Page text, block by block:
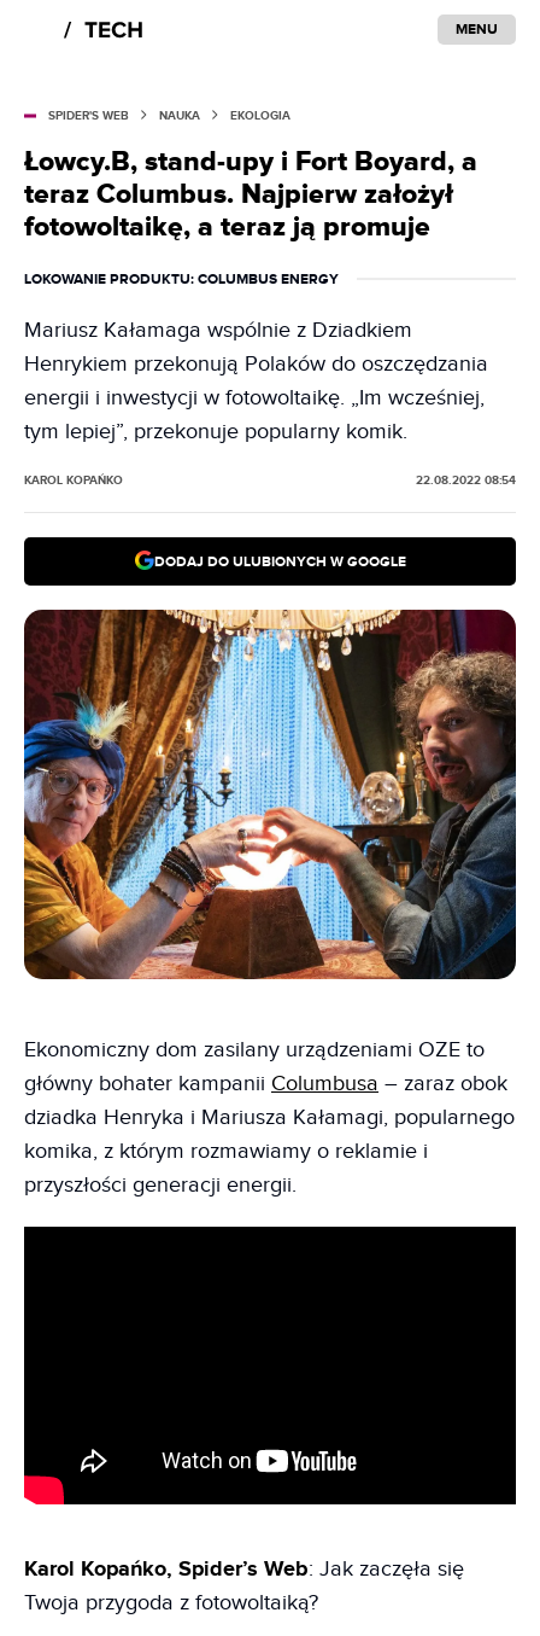
MENU
SPIDER'S WEB NAUKA EKOLOGIA
Łowcy.B, stand-upy i Fort Boyard, a
teraz Columbus. Najpierw założył
fotowoltaikę, a teraz ją promuje
LOKOWANIE PRODUKTU: COLUMBUS ENERGY
Mariusz Kałamaga wspólnie z Dziadkiem
Henrykiem przekonują Polaków do oszczędzania
energii i inwestycji w fotowoltaikę. „Im wcześniej,
tym lepiej”, przekonuje popularny komik.
KAROL KOPAŃKO 22.08.2022 08:54
DODAJ DO ULUBIONYCH W GOOGLE
Ekonomiczny dom zasilany urządzeniami OZE to
główny bohater kampanii Columbusa – zaraz obok
dziadka Henryka i Mariusza Kałamagi, popularnego
komika, z którym rozmawiamy o reklamie i
przyszłości generacji energii.
Karol Kopańko, Spider’s Web: Jak zaczęła się
Twoja przygoda z fotowoltaiką?